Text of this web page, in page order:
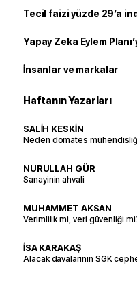
Tecil faizi yüzde 29’a
Yapay Zeka Eylem
İnsanlar ve markalar
Haftanın Yazarları
SALİH KESKİN
Neden domates
NURULLAH GÜR
Sanayinin ahvali
MUHAMMET AKSAN
Verimlilik mi, veri güvenliği
İSA KARAKAŞ
Alacak davalarının SGK